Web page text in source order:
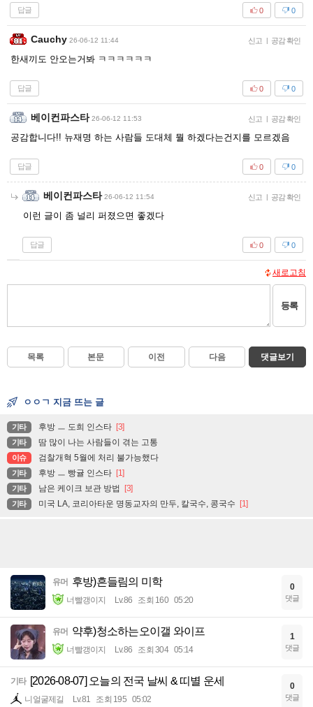
답글 0
0
Cauchy 26-06-12 11:44 신고 | 공감 확인
한새끼도 안오는거봐 ㅋㅋㅋㅋㅋㅋ
답글 0
0
베이컨파스타 26-06-12 11:53 신고 | 공감 확인
공감합니다!! 뉴재명 하는 사람들 도대체 뭘 하겠다는건지를 모르겠음
답글 0
0
베이컨파스타 26-06-12 11:54 신고 | 공감 확인
이런 글이 좀 널리 퍼졌으면 좋겠다
답글 0
0
새로고침
등록
목록 본문 이전 다음 댓글보기
ㅇㅇㄱ 지금 뜨는 글
기타 후방 ㅡ 도희 인스타 [3]
기타 땀 많이 나는 사람들이 겪는 고통
이슈 검찰개혁 5월에 처리 불가능했다
기타 후방 ㅡ 빵귤 인스타 [1]
기타 남은 케이크 보관 방법 [3]
기타 미국 LA, 코리아타운 명동교자의 만두, 칼국수, 콩국수 [1]
유머 후방)흔들림의 미학
너빨갱이지 Lv.86 조회 160 05:20
0
댓글
유머 약후)청소하는오이갤 와이프
너빨갱이지 Lv.86 조회 304 05:14
1
댓글
기타 [2026-08-07] 오늘의 전국 날씨 & 띠별 운세
니얼굴제길 Lv.81 조회 195 05:02
0
댓글